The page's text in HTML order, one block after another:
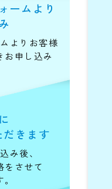
ームより
よりお客様
お申し込み
だきます
み後、
をさせて